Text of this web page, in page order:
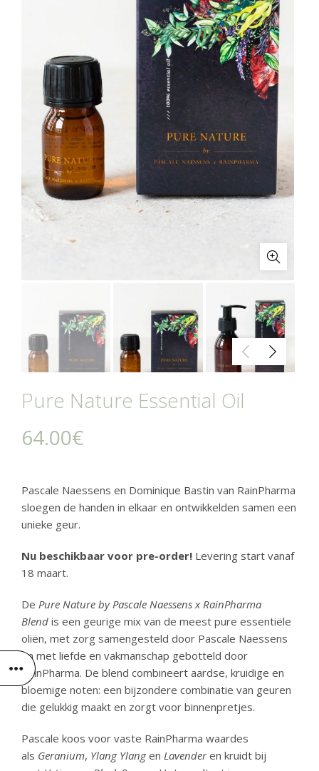
Pure Nature Essential Oil
64.00€
Pascale Naessens en Dominique Bastin van RainPharma
sloegen de handen in elkaar en ontwikkelden samen een
unieke geur.
Nu beschikbaar voor pre-order! Levering start vanaf
18 maart.
De Pure Nature by Pascale Naessens x RainPharma
Blend is een geurige mix van de meest pure essentiële
oliën, met zorg samengesteld door Pascale Naessens
en met liefde en vakmanschap gebotteld door
RainPharma. De blend combineert aardse, kruidige en
bloemige noten: een bijzondere combinatie van geuren
die gelukkig maakt en zorgt voor binnenpretjes.
Pascale koos voor vaste RainPharma waardes
als Geranium, Ylang Ylangen Lavenderen kruidt bij